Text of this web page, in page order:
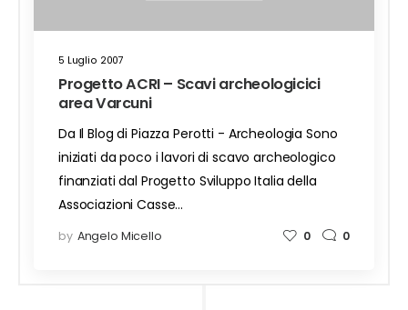
5 Luglio 2007
Progetto ACRI – Scavi archeologicici
area Varcuni
Da Il Blog di Piazza Perotti - Archeologia Sono
iniziati da poco i lavori di scavo archeologico
finanziati dal Progetto Sviluppo Italia della
Associazioni Casse…
by Angelo Micello 0 0